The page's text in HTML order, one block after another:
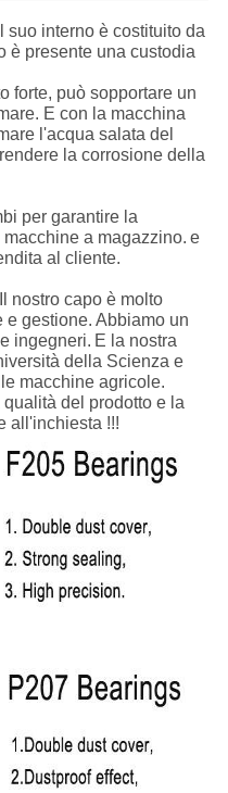
interno è costituito da
è presente una custodia
forte, può sopportare un
E con la macchina
l'acqua salata del
la corrosione della
per garantire la
a magazzino. e
al cliente.
Il nostro capo è molto
e gestione. Abbiamo un
ingegneri. E la nostra
della Scienza e
macchine agricole.
del prodotto e la
all'inchiesta !!!